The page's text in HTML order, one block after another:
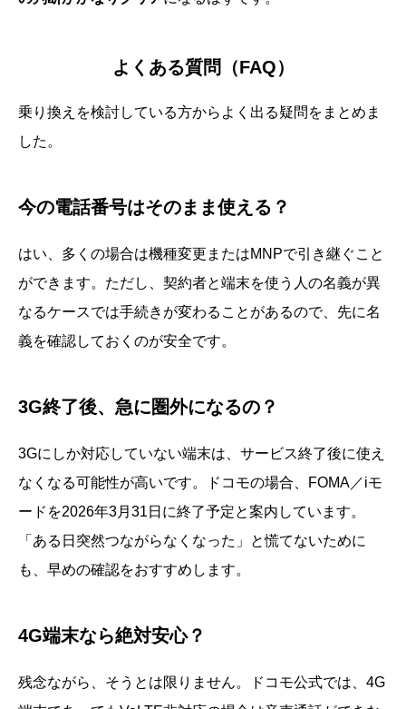
よくある質問（FAQ）
乗り換えを検討している方からよく出る疑問をまとめま
した。
今の電話番号はそのまま使える？
はい、多くの場合は機種変更またはMNPで引き継ぐこと
ができます。ただし、契約者と端末を使う人の名義が異
なるケースでは手続きが変わることがあるので、先に名
義を確認しておくのが安全です。
3G終了後、急に圏外になるの？
3Gにしか対応していない端末は、サービス終了後に使え
なくなる可能性が高いです。ドコモの場合、FOMA／iモ
ードを2026年3月31日に終了予定と案内しています。
「ある日突然つながらなくなった」と慌てないために
も、早めの確認をおすすめします。
4G端末なら絶対安心？
残念ながら、そうとは限りません。ドコモ公式では、4G